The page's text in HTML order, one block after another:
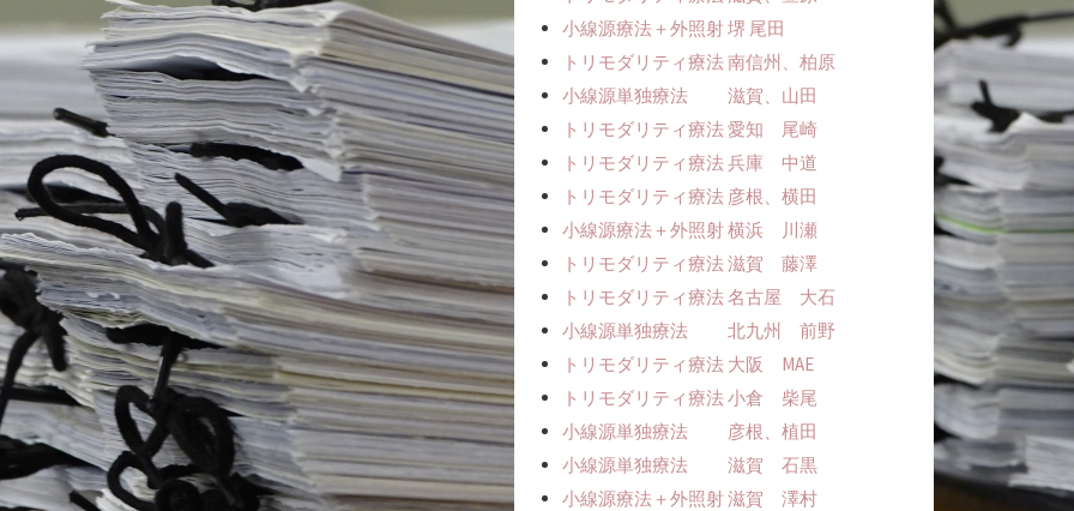
小線源療法＋外照射 堺 尾田
トリモダリティ療法 南信州、柏原
小線源単独療法 滋賀、山田
トリモダリティ療法 愛知 尾崎
トリモダリティ療法 兵庫 中道
トリモダリティ療法 彦根、横田
小線源療法＋外照射 横浜 川瀬
トリモダリティ療法 滋賀 藤澤
トリモダリティ療法 名古屋 大石
小線源単独療法 北九州 前野
トリモダリティ療法 大阪 MAE
トリモダリティ療法 小倉 柴尾
小線源単独療法 彦根、植田
小線源単独療法 滋賀 石黒
小線源療法＋外照射 滋賀 澤村